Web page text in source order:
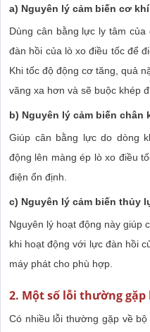
a) Nguyên lý cảm biến cơ khí
Dùng cân bằng lực ly tâm
đàn hồi của lò xo điều tốc để
Khi tốc độ động cơ tăng, quả
văng xa hơn và sẽ buộc khép
b) Nguyên lý cảm biến chân
Giúp cân bằng lực do dòng
động lên màng ép lò xo điều
điện ổn định.
c) Nguyên lý cảm biến thủy
Nguyên lý hoạt động này giúp
khi hoạt động với lực đàn hồi
máy phát cho phù hợp.
2. Một số lỗi thường
Có nhiều lỗi thường gặp về